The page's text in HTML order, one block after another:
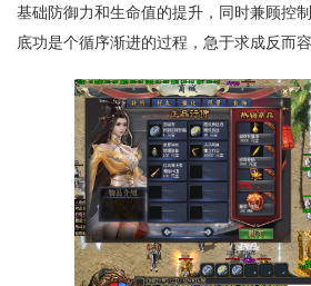
基础防御力和生命值的提升，同时兼顾控
底功是个循序渐进的过程，急于求成反而容